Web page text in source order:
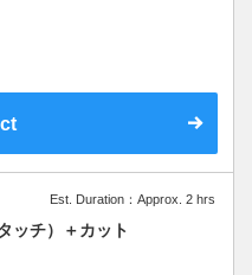
Est. Duration：Approx. 2 hrs
ッチ）＋カット